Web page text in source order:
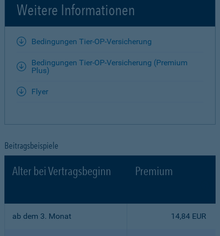
Weitere Informationen
Bedingungen Tier-OP-Versicherung
Bedingungen Tier-OP-Versicherung (Premium
Plus)
Flyer
Beitragsbeispiele
Alter bei Vertragsbeginn Premium
ab dem 3. Monat 14,84 EUR